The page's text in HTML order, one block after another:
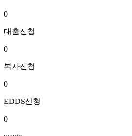
0
대출신청
0
복사신청
0
EDDS신청
0